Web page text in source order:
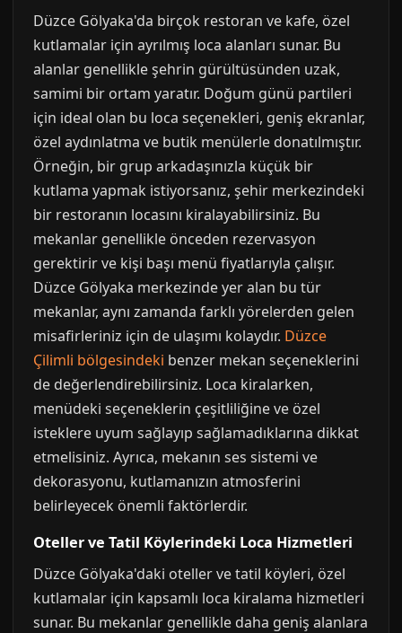
Düzce Gölyaka'da birçok restoran ve kafe, özel
kutlamalar için ayrılmış loca alanları sunar. Bu
alanlar genellikle şehrin gürültüsünden uzak,
samimi bir ortam yaratır. Doğum günü partileri
için ideal olan bu loca seçenekleri, geniş ekranlar,
özel aydınlatma ve butik menülerle donatılmıştır.
Örneğin, bir grup arkadaşınızla küçük bir
kutlama yapmak istiyorsanız, şehir merkezindeki
bir restoranın locasını kiralayabilirsiniz. Bu
mekanlar genellikle önceden rezervasyon
gerektirir ve kişi başı menü fiyatlarıyla çalışır.
Düzce Gölyaka merkezinde yer alan bu tür
mekanlar, aynı zamanda farklı yörelerden gelen
misafirleriniz için de ulaşımı kolaydır. Düzce
Çilimli bölgesindeki benzer mekan seçeneklerini
de değerlendirebilirsiniz. Loca kiralarken,
menüdeki seçeneklerin çeşitliliğine ve özel
isteklere uyum sağlayıp sağlamadıklarına dikkat
etmelisiniz. Ayrıca, mekanın ses sistemi ve
dekorasyonu, kutlamanızın atmosferini
belirleyecek önemli faktörlerdir.
Oteller ve Tatil Köylerindeki Loca Hizmetleri
Düzce Gölyaka'daki oteller ve tatil köyleri, özel
kutlamalar için kapsamlı loca kiralama hizmetleri
sunar. Bu mekanlar genellikle daha geniş alanlara